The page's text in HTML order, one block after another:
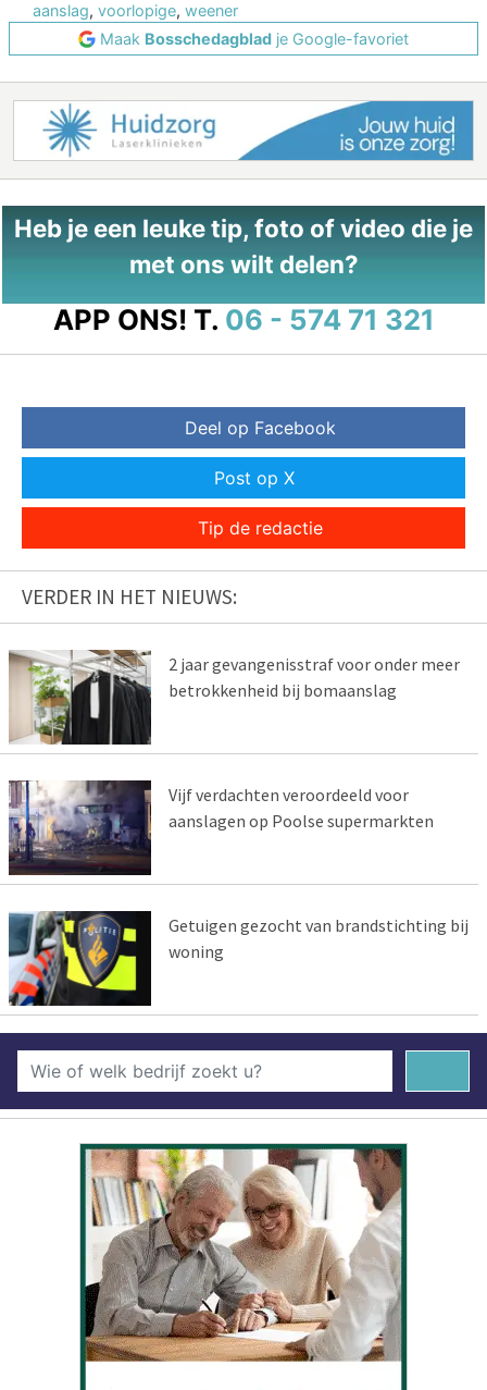
aanslag, voorlopige, weener
Maak Bosschedagblad je Google-favoriet
Heb je een leuke tip, foto of video die je
met ons wilt delen?
APP ONS! T. 06 - 574 71 321
Deel op Facebook
Post op X
Tip de redactie
VERDER IN HET NIEUWS:
2 jaar gevangenisstraf voor onder meer
betrokkenheid bij bomaanslag
Vijf verdachten veroordeeld voor
aanslagen op Poolse supermarkten
Getuigen gezocht van brandstichting bij
woning